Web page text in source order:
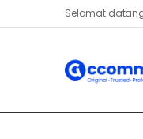
Selamat